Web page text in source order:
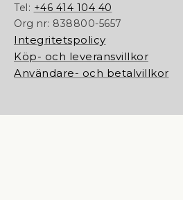
Tel: +46 414 104 40
Org nr: 838800-5657
Integritetspolicy
Köp- och leveransvillkor
Användare- och betalvillkor